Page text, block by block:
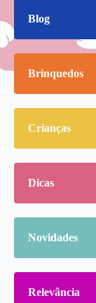
Blog
Brinquedos
Crianças
Dicas
Novidades
Relevância